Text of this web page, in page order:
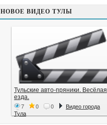
НОВОЕ ВИДЕО ТУЛЫ
Тульские авто-пряники. Весёлая
езда.
7 0 0
Видео города
Тула